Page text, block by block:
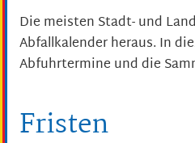
Die meisten Stadt- und
Abfallkalender heraus. In
Abfuhrtermine und die
Fristen